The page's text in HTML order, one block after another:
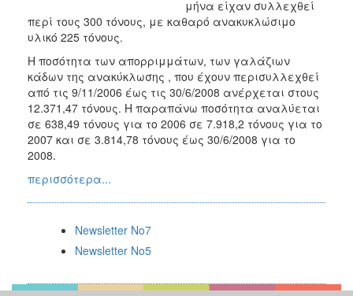
μήνα είχαν συλλεχθεί
περί τους 300 τόνους, με καθαρό ανακυκλώσιμο
υλικό 225 τόνους.
Η ποσότητα των απορριμμάτων, των γαλάζιων
κάδων της ανακύκλωσης , που έχουν περισυλλεχθεί
από τις 9/11/2006 έως τις 30/6/2008 ανέρχεται στους
12.371,47 τόνους. Η παραπάνω ποσότητα αναλύεται
σε 638,49 τόνους για το 2006 σε 7.918,2 τόνους για το
2007 και σε 3.814,78 τόνους έως 30/6/2008 για το
2008.
περισσότερα...
Newsletter Nο7
Newsletter Νο5